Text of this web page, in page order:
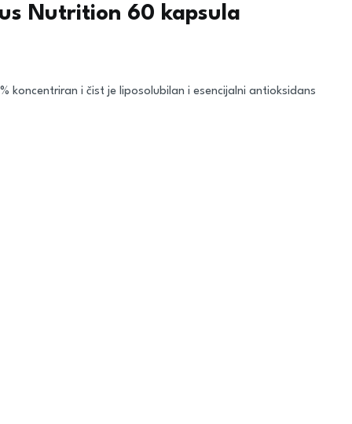
Nutrition 60 kapsula
koncentriran i čist je liposolubilan i esencijalni antioksidans